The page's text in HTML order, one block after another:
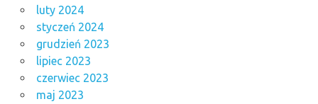
luty 2024
styczeń 2024
grudzień 2023
lipiec 2023
czerwiec 2023
maj 2023